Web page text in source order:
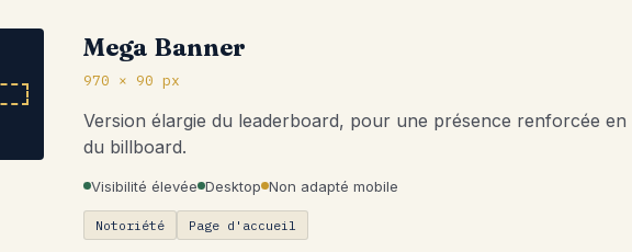
Mega Banner
970 × 90 px
Version élargie du leaderboard, pour une présence renforcée
du billboard.
Visibilité élevée Desktop Non adapté mobile
Notoriété Page d'accueil